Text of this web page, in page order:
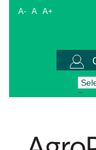
A- A A+